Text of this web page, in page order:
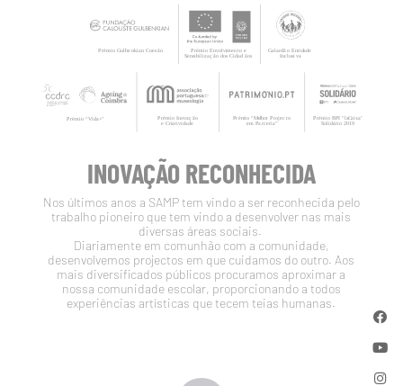
INOVAÇÃO RECONHECIDA
Nos últimos anos a SAMP tem vindo a ser reconhecida pelo
trabalho pioneiro que tem vindo a desenvolver nas mais
diversas áreas sociais.
Diariamente em comunhão com a comunidade,
desenvolvemos projectos em que cuidamos do outro. Aos
mais diversificados públicos procuramos aproximar a
nossa comunidade escolar, proporcionando a todos
experiências artísticas que tecem teias humanas.